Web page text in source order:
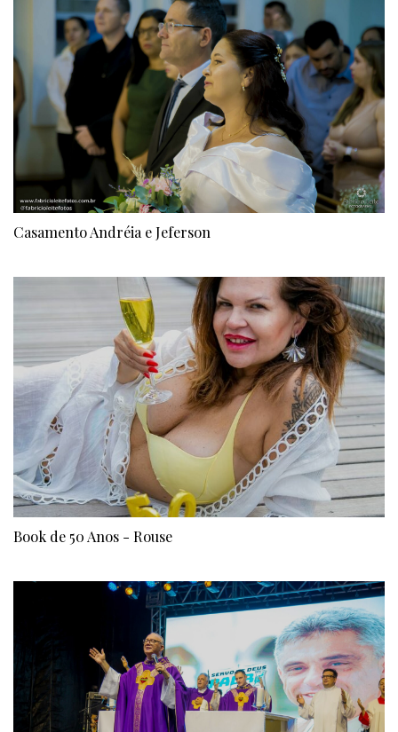
Casamento Andréia e Jeferson
Book de 50 Anos - Rouse